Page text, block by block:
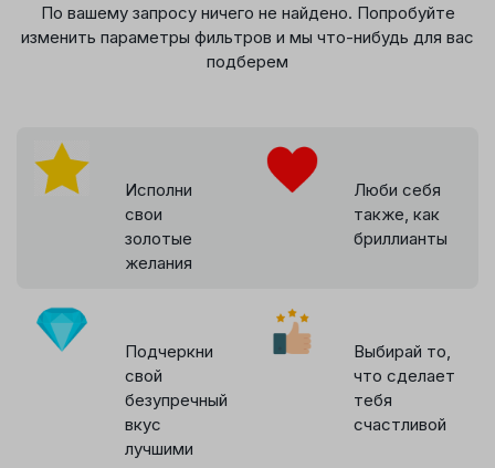
По вашему запросу ничего не найдено. Попробуйте
изменить параметры фильтров и мы что-нибудь для вас
подберем
Исполни
свои
золотые
желания
Люби себя
также, как
бриллианты
Подчеркни
свой
безупречный
вкус
лучшими
Выбирай то,
что сделает
тебя
счастливой